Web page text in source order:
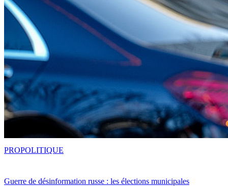
Guerre de désinformation russe : les élections municipales
PROPOLITIQUE